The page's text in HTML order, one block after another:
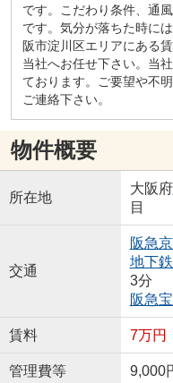
です。こだわり条件、通
です。気分が落ちた時に
阪市淀川区エリアにある
当社へお任せ下さい。当
ております。ご要望や不
ご連絡下さい。
物件概要
所在地
大阪府
目
交通
阪急
地下
3分
阪急
賃料 7万円
管理費等 9,000